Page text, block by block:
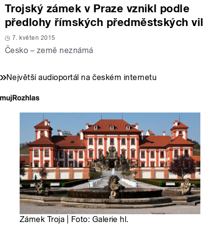
Trojský zámek v Praze vznikl podle
předlohy římských předměstských vil
7. květen 2015
Česko – země neznámá
Největší audioportál na českém internetu
Zámek Troja | Foto: Galerie hl.